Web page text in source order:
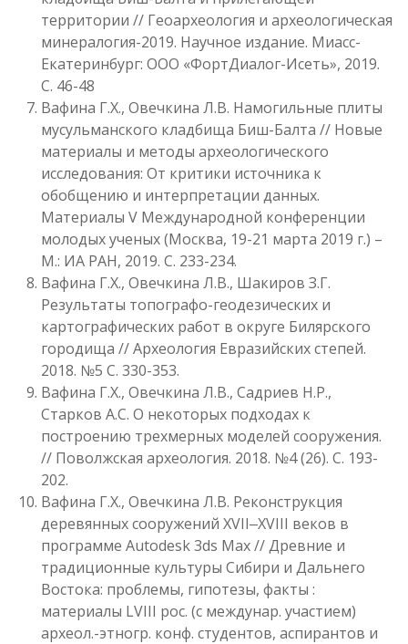
территории // Геоархеология и археологическая
минералогия-2019. Научное издание. Миасс-
Екатеринбург: ООО «ФортДиалог-Исеть», 2019.
С. 46-48
Вафина Г.Х., Овечкина Л.В. Намогильные плиты
мусульманского кладбища Биш-Балта // Новые
материалы и методы археологического
исследования: От критики источника к
обобщению и интерпретации данных.
Материалы V Международной конференции
молодых ученых (Москва, 19-21 марта 2019 г.) –
М.: ИА РАН, 2019. С. 233-234.
Вафина Г.Х., Овечкина Л.В., Шакиров З.Г.
Результаты топографо-геодезических и
картографических работ в округе Билярского
городища // Археология Евразийских степей.
2018. №5 С. 330-353.
Вафина Г.Х., Овечкина Л.В., Садриев Н.Р.,
Старков А.С. О некоторых подходах к
построению трехмерных моделей сооружения.
// Поволжская археология. 2018. №4 (26). С. 193-
202.
Вафина Г.Х., Овечкина Л.В. Реконструкция
деревянных сооружений XVII‒XVIII веков в
программе Autodesk 3ds Max // Древние и
традиционные культуры Сибири и Дальнего
Востока: проблемы, гипотезы, факты :
материалы LVIII рос. (с междунар. участием)
археол.-этногр. конф. студентов, аспирантов и